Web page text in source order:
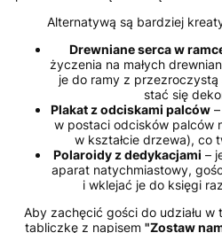
Alternatywą są bardziej
Drewniane serca w
życzenia na małych
je do ramy z
stać się
Plakat z odciskami palców–
w postaci odcisków palców
w kształcie drzewa), co
Polaroidy z dedykacjami –
aparat natychmiastowy,
i wklejać je do księgi
Aby zachęcić gości do udziału
tabliczkę z napisem "Zostaw